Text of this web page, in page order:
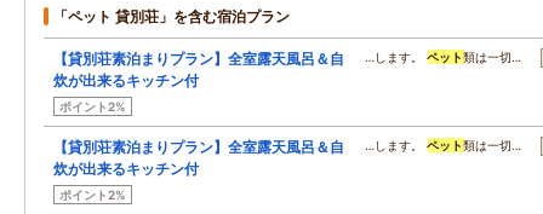
「ペット 貸別荘」を含む宿泊プラン
【貸別荘素泊まりプラン】全室露天風呂＆自
炊が出来るキッチン付
ポイント2%
…します。ペット類は一切…
【貸別荘素泊まりプラン】全室露天風呂＆自
炊が出来るキッチン付
ポイント2%
…します。ペット類は一切…